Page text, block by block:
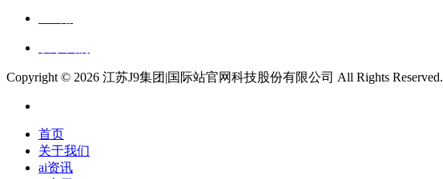
Copyright © 2026 江苏J9集团|国际站官网科技股份有限公司 All Rights Reserved.
首页
关于我们
ai资讯